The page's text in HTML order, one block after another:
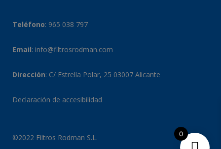
Teléfono: 965 038 797
Email: info@filtrosrodman.com
Dirección: C/ Estrella Polar, 25 03007 Alicante
Declaración de accesibilidad
©2022 Filtros Rodman S.L. 0